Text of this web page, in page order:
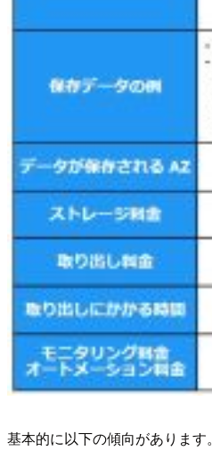
基本的に以下の傾向があります。